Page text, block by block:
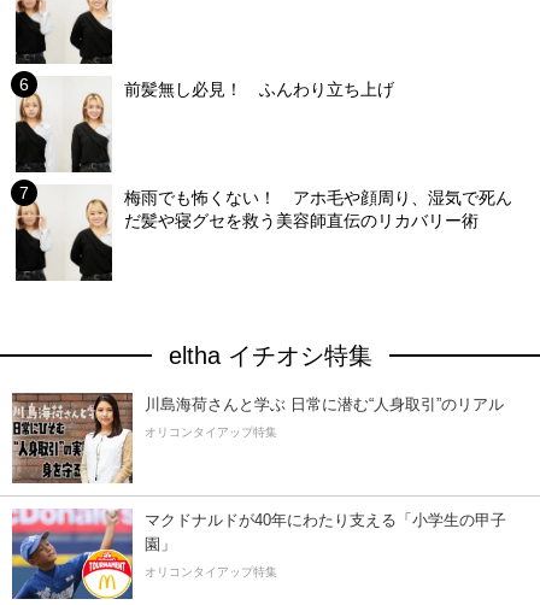
前髪無し必見！ ふんわり立ち上げ
梅雨でも怖くない！ アホ毛や顔周り、湿気で死ん
だ髪や寝グセを救う美容師直伝のリカバリー術
eltha イチオシ特集
川島海荷さんと学ぶ 日常に潜む“人身取引”のリアル
オリコンタイアップ特集
マクドナルドが40年にわたり支える「小学生の甲子
園」
オリコンタイアップ特集